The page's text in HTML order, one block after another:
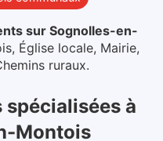
sur Sognolles-en-
Église locale, Mairie,
ruraux.
spécialisées à
Montois